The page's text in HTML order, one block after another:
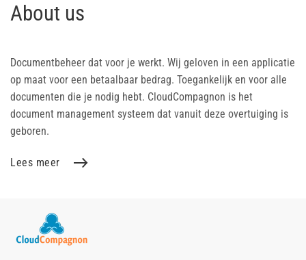
About us
Documentbeheer dat voor je werkt. Wij geloven in een applicatie
op maat voor een betaalbaar bedrag. Toegankelijk en voor alle
documenten die je nodig hebt. CloudCompagnon is het
document management systeem dat vanuit deze overtuiging is
geboren.
Lees meer